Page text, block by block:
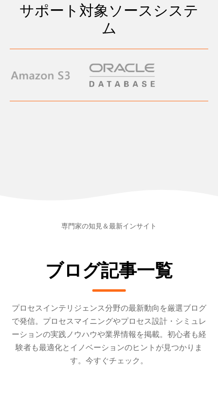
サポート対象ソースシステ
ム
専門家の知見＆最新インサイト
ブログ記事一覧
プロセスインテリジェンス分野の最新動向を厳選ブログ
で発信。プロセスマイニングやプロセス設計・シミュレ
ーションの実践ノウハウや業界情報を掲載。初心者も経
験者も最適化とイノベーションのヒントが見つかりま
す。今すぐチェック。